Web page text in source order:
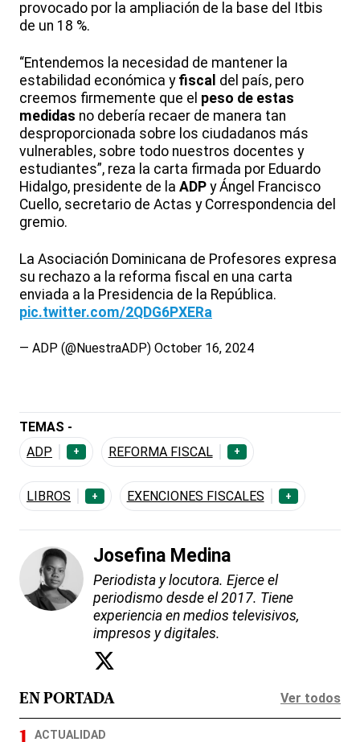
provocado por la ampliación de la base del Itbis
de un 18 %.
“Entendemos la necesidad de mantener la
estabilidad económica y fiscal del país, pero
creemos firmemente que el peso de estas
medidas no debería recaer de manera tan
desproporcionada sobre los ciudadanos más
vulnerables, sobre todo nuestros docentes y
estudiantes”, reza la carta firmada por Eduardo
Hidalgo, presidente de la ADP y Ángel Francisco
Cuello, secretario de Actas y Correspondencia del
gremio.
La Asociación Dominicana de Profesores expresa
su rechazo a la reforma fiscal en una carta
enviada a la Presidencia de la República.
pic.twitter.com/2QDG6PXERa
— ADP (@NuestraADP) October 16, 2024
TEMAS -
ADP
+ REFORMA FISCAL +
LIBROS + EXENCIONES FISCALES +
Josefina Medina
Periodista y locutora. Ejerce el
periodismo desde el 2017. Tiene
experiencia en medios televisivos,
impresos y digitales.
EN PORTADA Ver todos
ACTUALIDAD